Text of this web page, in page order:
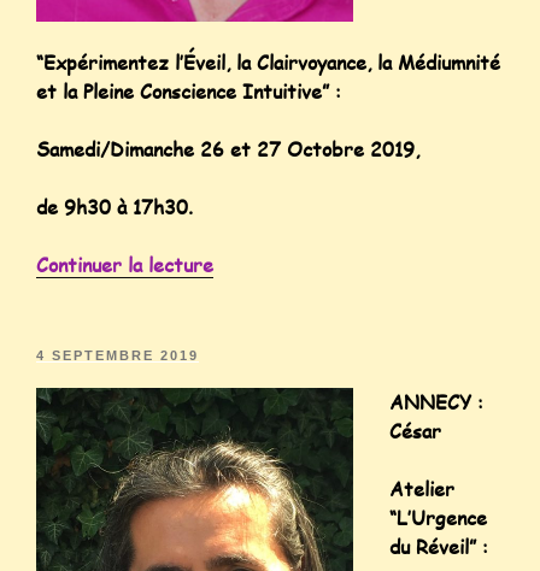
“Expérimentez l’Éveil, la Clairvoyance, la Médiumnité
et la Pleine Conscience Intuitive” :
Samedi/Dimanche 26 et 27 Octobre 2019,
de 9h30 à 17h30.
Continuer la lecture
4 SEPTEMBRE 2019
ANNECY :
César
Atelier
“L’Urgence
du Réveil” :